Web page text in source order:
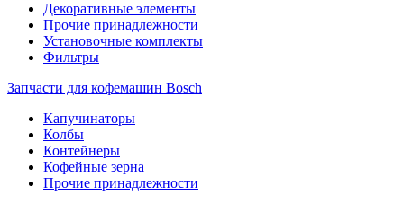
Декоративные элементы
Прочие принадлежности
Установочные комплекты
Фильтры
Запчасти для кофемашин Bosch
Капучинаторы
Колбы
Контейнеры
Кофейные зерна
Прочие принадлежности